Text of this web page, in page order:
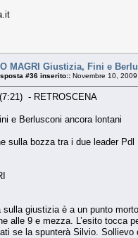
MAGRI Giustizia, Fini e
#36 inserito:: Novembre 10,
- RETROSCENA
e Berlusconi ancora lontani
sulla bozza tra i due leader Pdl
sulla giustizia è a un punto
alle 9 e mezza. L’esito tocca
se la spunterà Silvio.